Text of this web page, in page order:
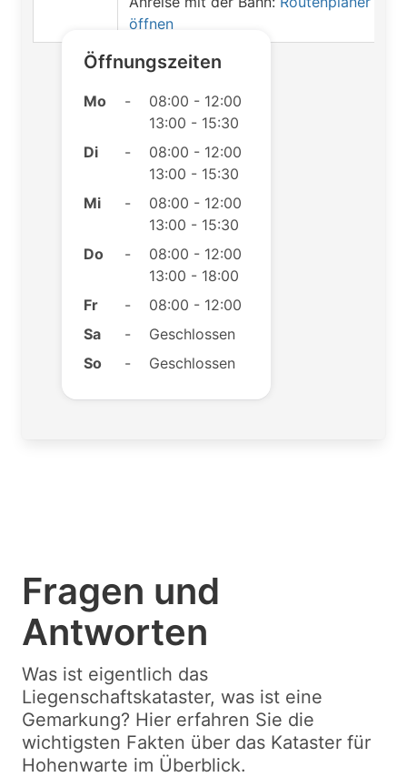
öffnen
Öffnungszeiten
Mo -
08:00 - 12:00
13:00 - 15:30
Di
-
08:00 - 12:00
13:00 - 15:30
Mi
-
08:00 - 12:00
13:00 - 15:30
Do
-
08:00 - 12:00
13:00 - 18:00
Fr
-
08:00 - 12:00
Sa
-
Geschlossen
So
- Geschlossen
Fragen und
Antworten
Was ist eigentlich das
Liegenschaftskataster, was ist eine
Gemarkung? Hier erfahren Sie die
wichtigsten Fakten über das Kataster für
Hohenwarte im Überblick.